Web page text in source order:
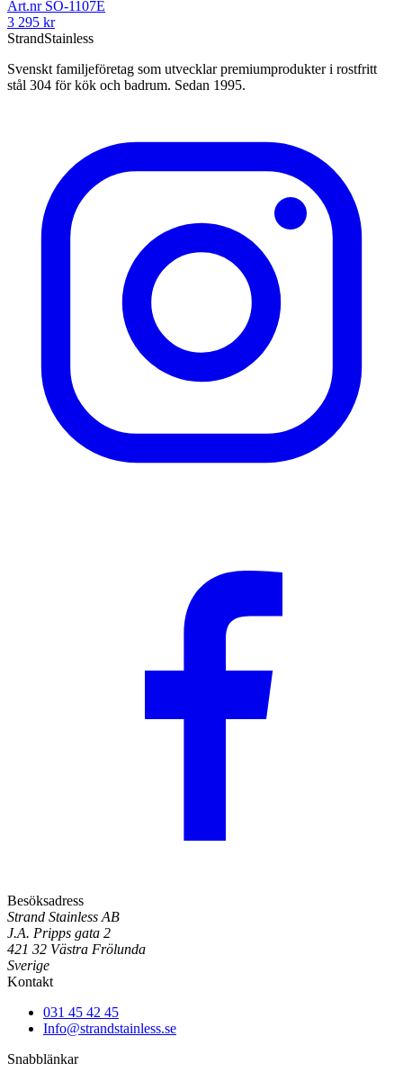
Art.nr SO-1107E
3 295 kr
StrandStainless
Svenskt familjeföretag som utvecklar premiumprodukter i rostfritt
stål 304 för kök och badrum. Sedan 1995.
Besöksadress
Strand Stainless AB
J.A. Pripps gata 2
421 32 Västra Frölunda
Sverige
Kontakt
031 45 42 45
Info@strandstainless.se
Snabblänkar